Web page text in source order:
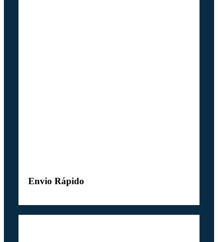
Envio Rápido